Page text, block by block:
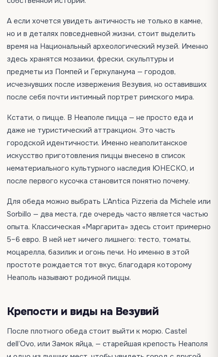
А если хочется увидеть античность не только в камне,
но и в деталях повседневной жизни, стоит выделить
время на Национальный археологический музей. Именно
здесь хранятся мозаики, фрески, скульптуры и
предметы из Помпей и Геркуланума — городов,
исчезнувших после извержения Везувия, но оставивших
после себя почти интимный портрет римского мира.
Кстати, о пицце. В Неаполе пицца — не просто еда и
даже не туристический аттракцион. Это часть
городской идентичности. Именно неаполитанское
искусство приготовления пиццы внесено в список
нематериального культурного наследия ЮНЕСКО, и
после первого кусочка становится понятно почему.
Для обеда можно выбрать L’Antica Pizzeria da Michele или
Sorbillo — два места, где очередь часто является частью
опыта. Классическая «Маргарита» здесь стоит примерно
5–6 евро. В ней нет ничего лишнего: тесто, томаты,
моцарелла, базилик и огонь печи. Но именно в этой
простоте рождается тот вкус, благодаря которому
Неаполь называют родиной пиццы.
Крепости и виды на Везувий
После плотного обеда стоит выйти к морю. Castel
dell’Ovo, или Замок яйца, — старейшая крепость Неаполя